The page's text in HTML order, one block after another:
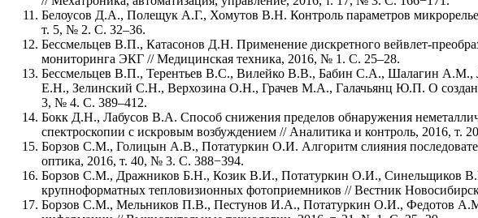
Белоусов Д.А., Полещук А.Г., Хомутов В.Н. Контроль параметров
т. 5, № 2. С. 32–36.
Бессмельцев В.П., Катасонов Д.Н. Применение дискретного вейвлет-
мониторинга ЭКГ // Медицинская техника, 2016, № 1. С. 25–28.
Бессмельцев В.П., Терентьев В.С., Вилейко В.В., Бабин С.А., Шалагин
Е.Н., Зелинский С.Н., Верхозина О.Н., Грачев М.А., Галачьянц Ю.П. О
3, № 4. С. 389–412.
Бокк Д.Н., Лабусов В.А. Способ снижения пределов обнаружения
спектроскопии с искровым возбуждением // Аналитика и контроль, 2016, т.
Борзов С.М., Голицын А.В., Потатуркин О.И. Алгоритм слияния
оптика, 2016, т. 40, № 3. С. 388−394.
Борзов С.М., Дражников Б.Н., Козик В.И., Потатуркин О.И., Синельщиков
крупноформатных тепловизионных фотоприемников // Вестник
Борзов С.М., Мельников П.В., Пестунов И.А., Потатуркин О.И., Федотов А.М.